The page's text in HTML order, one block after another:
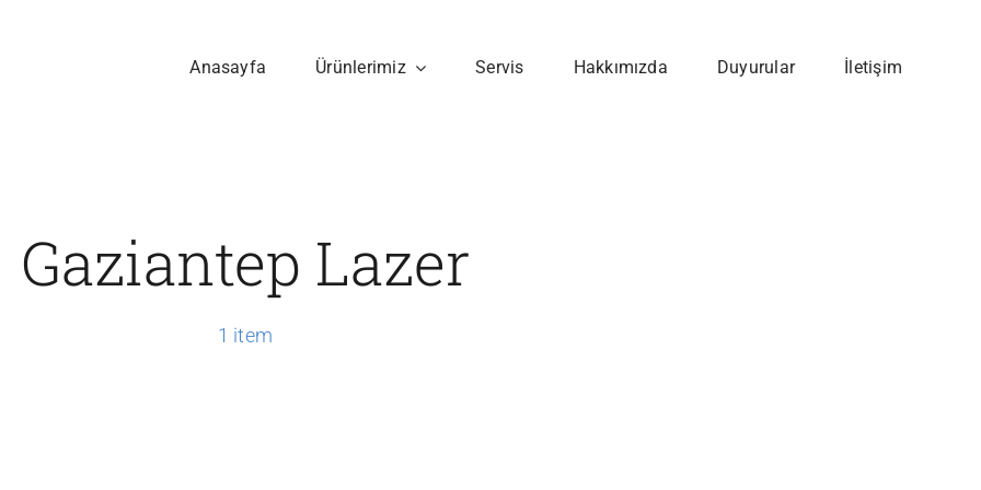
Anasayfa Ürünlerimiz Servis Hakkımızda Duyurular İletişim
Gaziantep Lazer
1 item